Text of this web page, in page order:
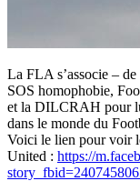
La FLA s’associe –
SOS homophobie,
et la DILCRAH pour
dans le monde du
Voici le lien pour voir
United : https://